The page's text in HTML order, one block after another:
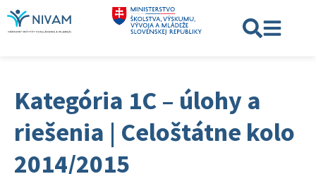
Kategória 1C – úlohy a
riešenia | Celoštátne kolo
2014/2015